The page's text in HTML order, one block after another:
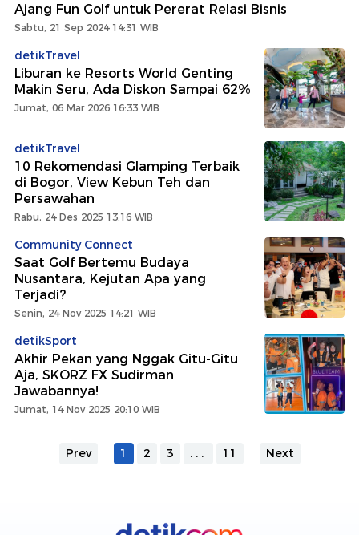
Ajang Fun Golf untuk Pererat Relasi Bisnis
Sabtu, 21 Sep 2024 14:31 WIB
detikTravel
Liburan ke Resorts World Genting
Makin Seru, Ada Diskon Sampai 62%
Jumat, 06 Mar 2026 16:33 WIB
detikTravel
10 Rekomendasi Glamping Terbaik
di Bogor, View Kebun Teh dan
Persawahan
Rabu, 24 Des 2025 13:16 WIB
Community Connect
Saat Golf Bertemu Budaya
Nusantara, Kejutan Apa yang
Terjadi?
Senin, 24 Nov 2025 14:21 WIB
detikSport
Akhir Pekan yang Nggak Gitu-Gitu
Aja, SKORZ FX Sudirman
Jawabannya!
Jumat, 14 Nov 2025 20:10 WIB
Prev 1 2 3 ... 11 Next